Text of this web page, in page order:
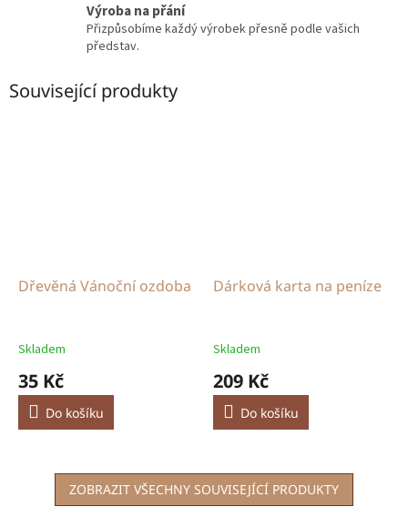
Výroba na přání
Přizpůsobíme každý výrobek přesně podle vašich
představ.
Související produkty
Dřevěná Vánoční ozdoba
Skladem
35 Kč
Do košíku
Dárková karta na peníze
Skladem
209 Kč
Do košíku
ZOBRAZIT VŠECHNY SOUVISEJÍCÍ PRODUKTY